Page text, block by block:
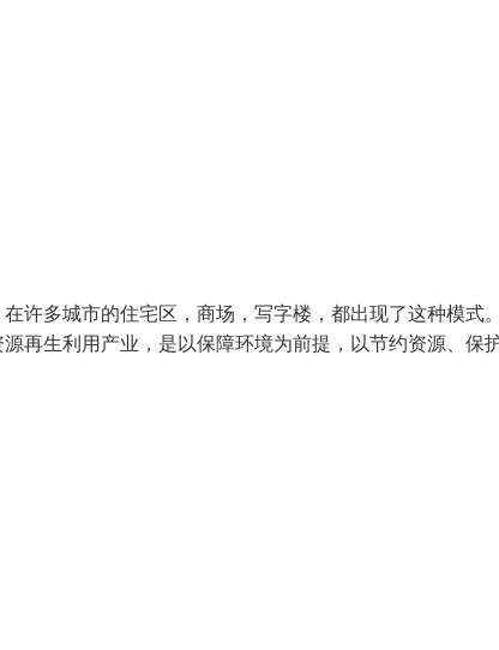
许多城市的住宅区，商场，写字楼，都出现了这种模式
再生利用产业，是以保障环境为前提，以节约资源、保